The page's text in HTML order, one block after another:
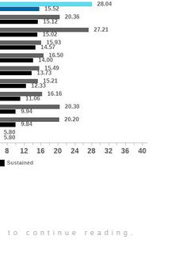
to continue reading.